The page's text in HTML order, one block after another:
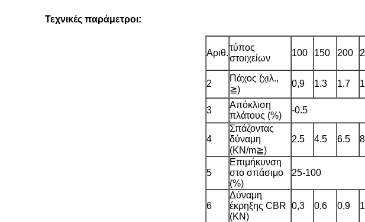
Τεχνικές παράμετροι:
Αριθ.
τύπος
στοιχείων
100 150 200
2
Πάχος (χιλ.,
≧)
0,9 1.3 1.7
3
Απόκλιση
πλάτους (%)
-0.5
4
Σπάζοντας
δύναμη
(KN/m≧)
2.5 4.5 6.5 8
5
Επιμήκυνση
στο σπάσιμο
(%)
25-100
6
Δύναμη
έκρηξης CBR
(KN)
0,3 0,6 0,9